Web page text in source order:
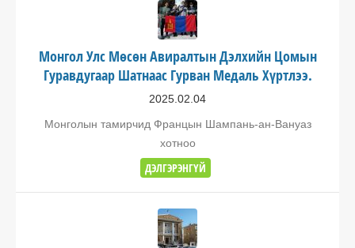
Монгол Улс Мөсөн Авиралтын Дэлхийн Цомын
Гуравдугаар Шатнаас Гурван Медаль Хүртлээ.
2025.02.04
Монголын тамирчид Францын Шампань-ан-Вануаз
хотноо
ДЭЛГЭРЭНГҮЙ